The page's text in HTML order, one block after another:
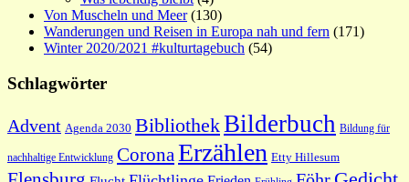
Von Muscheln und Meer(130)
Wanderungen und Reisen in Europa nah und fern (171)
Winter 2020/2021 #kulturtagebuch (54)
Schlagwörter
Advent Agenda 2030 BibliothekBilderbuch Bildung für
nachhaltige Entwicklung Corona Erzählen Etty Hillesum